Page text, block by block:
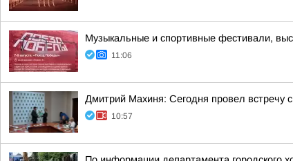
Музыкальные и спортивные фестивали,
11:06
Дмитрий Махиня: Сегодня провел
10:57